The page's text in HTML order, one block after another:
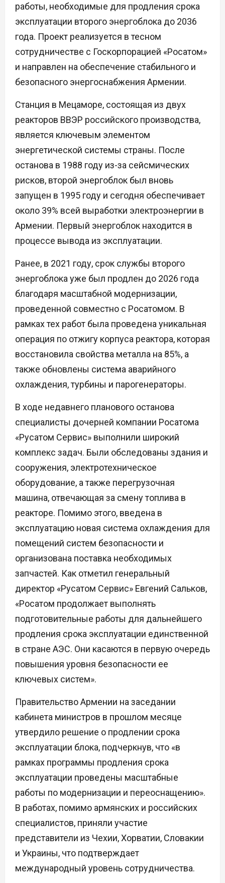
работы, необходимые для продления срока
эксплуатации второго энергоблока до 2036
года. Проект реализуется в тесном
сотрудничестве с Госкорпорацией «Росатом»
и направлен на обеспечение стабильного и
безопасного энергоснабжения Армении.
Станция в Мецаморе, состоящая из двух
реакторов ВВЭР российского производства,
является ключевым элементом
энергетической системы страны. После
останова в 1988 году из-за сейсмических
рисков, второй энергоблок был вновь
запущен в 1995 году и сегодня обеспечивает
около 39% всей выработки электроэнергии в
Армении. Первый энергоблок находится в
процессе вывода из эксплуатации.
Ранее, в 2021 году, срок службы второго
энергоблока уже был продлен до 2026 года
благодаря масштабной модернизации,
проведенной совместно с Росатомом. В
рамках тех работ была проведена уникальная
операция по отжигу корпуса реактора, которая
восстановила свойства металла на 85%, а
также обновлены система аварийного
охлаждения, турбины и парогенераторы.
В ходе недавнего планового останова
специалисты дочерней компании Росатома
«Русатом Сервис» выполнили широкий
комплекс задач. Были обследованы здания и
сооружения, электротехническое
оборудование, а также перегрузочная
машина, отвечающая за смену топлива в
реакторе. Помимо этого, введена в
эксплуатацию новая система охлаждения для
помещений систем безопасности и
организована поставка необходимых
запчастей. Как отметил генеральный
директор «Русатом Сервис» Евгений Сальков,
«Росатом продолжает выполнять
подготовительные работы для дальнейшего
продления срока эксплуатации единственной
в стране АЭС. Они касаются в первую очередь
повышения уровня безопасности ее
ключевых систем».
Правительство Армении на заседании
кабинета министров в прошлом месяце
утвердило решение о продлении срока
эксплуатации блока, подчеркнув, что «в
рамках программы продления срока
эксплуатации проведены масштабные
работы по модернизации и переоснащению».
В работах, помимо армянских и российских
специалистов, приняли участие
представители из Чехии, Хорватии, Словакии
и Украины, что подтверждает
международный уровень сотрудничества.